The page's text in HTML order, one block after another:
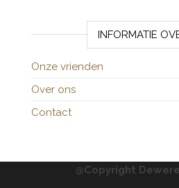
INFORMATIE
Onze vrienden
Over ons
Contact
@Copyright